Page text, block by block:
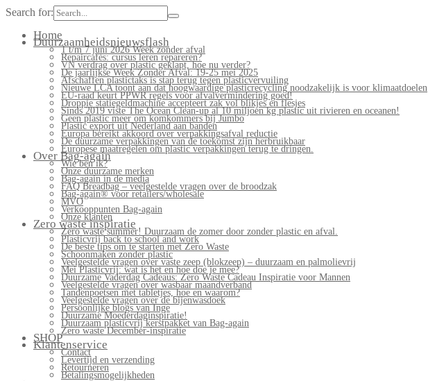
Search for:
Home
Duurzaamheidsnieuwsflash
1 t/m 7 juni 2026 Week zonder afval
Repaircafés: cursus leren repareren?
VN verdrag over plastic geklapt, hoe nu verder?
De jaarlijkse Week Zonder Afval: 19-25 mei 2025
Afschaffen plastictaks is stap terug tegen plasticvervuiling
Nieuwe LCA toont aan dat hoogwaardige plasticrecycling noodzakelijk is voor klimaatdoelen
EU-raad keurt PPWR regels voor afvalvermindering goed!
Droppie statiegeldmachine accepteert zak vol blikjes en flesjes
Sinds 2019 viste The Ocean Clean-up al 10 miljoen kg plastic uit rivieren en oceanen!
Geen plastic meer om komkommers bij Jumbo
Plastic export uit Nederland aan banden
Europa bereikt akkoord over verpakkingsafval reductie
De duurzame verpakkingen van de toekomst zijn herbruikbaar
Europese maatregelen om plastic verpakkingen terug te dringen.
Over Bag-again
Wie ben ik?
Onze duurzame merken
Bag-again in de media
FAQ Breadbag – veelgestelde vragen over de broodzak
Bag-again® voor retailers/wholesale
MVO
Verkooppunten Bag-again
Onze klanten
Zero waste inspiratie
Zero waste summer! Duurzaam de zomer door zonder plastic en afval.
Plasticvrij back to school and work
De beste tips om te starten met Zero Waste
Schoonmaken zonder plastic
Veelgestelde vragen over vaste zeep (blokzeep) – duurzaam en palmolievrij
Mei Plasticvrij: wat is het en hoe doe je mee?
Duurzame Vaderdag Cadeaus: Zero Waste Cadeau Inspiratie voor Mannen
Veelgestelde vragen over wasbaar maandverband
Tandenpoetsen met tabletjes, hoe en waarom?
Veelgestelde vragen over de bijenwasdoek
Persoonlijke blogs van Inge
Duurzame Moederdaginspiratie!
Duurzaam plasticvrij kerstpakket van Bag-again
Zero waste December-inspiratie
SHOP
Klantenservice
Contact
Levertijd en verzending
Retourneren
Betalingsmogelijkheden